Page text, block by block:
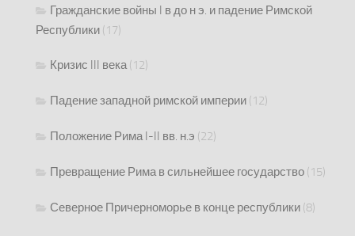
Гражданские войны I в до н э. и падение Римской
Республики (17)
Кризис III века(12)
Падение западной римской империи (12)
Положение Рима I-II вв. н.э (22)
Превращение Рима в сильнейшее государство (15)
Северное Причерноморье в конце республики (8)